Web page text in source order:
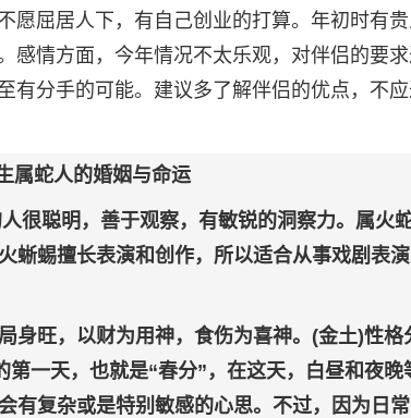
愿屈居人下，有自己创业的打算。年初时有
感情方面，今年情况不太乐观，对伴侣的要
有分手的可能。建议多了解伴侣的优点，不
属蛇人的婚姻与命运
很聪明，善于观察，有敏锐的洞察力。属火
蜥蜴擅长表演和创作，所以适合从事戏剧表
身旺，以财为用神，食伤为喜神。(金土)性格
一天，也就是“春分”，在这天，白昼和夜晚
有复杂或是特别敏感的心思。不过，因为日